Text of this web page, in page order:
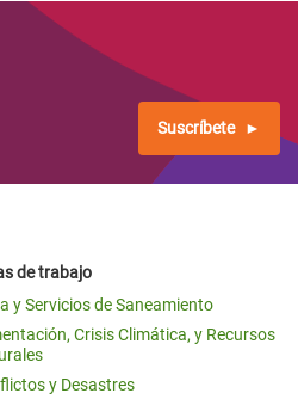
Suscríbete
de trabajo
y Servicios de Saneamiento
Crisis Climática, y Recursos
y Desastres